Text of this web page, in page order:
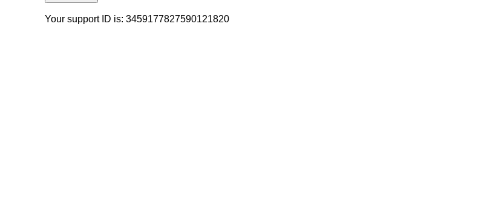
Your support ID is: 3459177827590121820